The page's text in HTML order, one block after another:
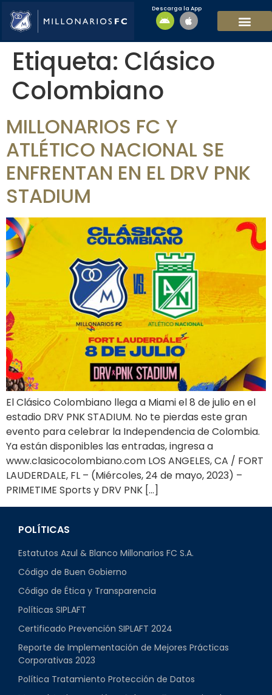
Descarga la App
Etiqueta: Clásico
Colombiano
MILLONARIOS FC Y
ATLÉTICO NACIONAL SE
ENFRENTAN EN EL DRV PNK
STADIUM
El Clásico Colombiano llega a Miami el 8 de julio en el
estadio DRV PNK STADIUM. No te pierdas este gran
evento para celebrar la Independencia de Colombia.
Ya están disponibles las entradas, ingresa a
www.clasicocolombiano.com LOS ANGELES, CA / FORT
LAUDERDALE, FL – (Miércoles, 24 de mayo, 2023) –
PRIMETIME Sports y DRV PNK […]
POLÍTICAS
Estatutos Azul & Blanco Millonarios FC S.A.
Código de Buen Gobierno
Código de Ética y Transparencia
Políticas SIPLAFT
Certificado Prevención SIPLAFT 2024
Reporte de Implementación de Mejores Prácticas
Corporativas 2023
Política Tratamiento Protección de Datos